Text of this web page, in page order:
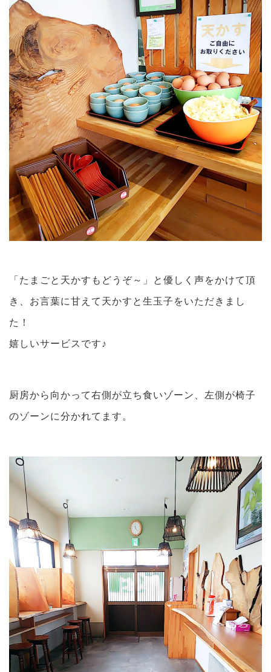
「たまごと天かすもどうぞ～」と優しく声をかけて頂
き、お言葉に甘えて天かすと生玉子をいただきまし
た！
嬉しいサービスです♪
厨房から向かって右側が立ち食いゾーン、左側が椅子
のゾーンに分かれてます。